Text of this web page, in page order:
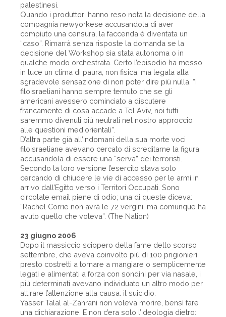
palestinesi.
Quando i produttori hanno reso nota la decisione della
compagnia newyorkese accusandola di aver
compiuto una censura, la faccenda è diventata un
“caso”. Rimarrà senza risposte la domanda se la
decisione del Workshop sia stata autonoma o in
qualche modo orchestrata. Certo l’episodio ha messo
in luce un clima di paura, non fisica, ma legata alla
sgradevole sensazione di non poter dire più nulla. “I
filoisraeliani hanno sempre temuto che se gli
americani avessero cominciato a discutere
francamente di cosa accade a Tel Aviv, noi tutti
saremmo divenuti più neutrali nel nostro approccio
alle questioni mediorientali”.
D’altra parte già all’indomani della sua morte voci
filoisraeliane avevano cercato di screditarne la figura
accusandola di essere una “serva” dei terroristi.
Secondo la loro versione l’esercito stava solo
cercando di chiudere le vie di accesso per le armi in
arrivo dall’Egitto verso i Territori Occupati. Sono
circolate email piene di odio; una di queste diceva:
“Rachel Corrie non avrà le 72 vergini, ma comunque ha
avuto quello che voleva”. (The Nation)
23 giugno 2006
Dopo il massiccio sciopero della fame dello scorso
settembre, che aveva coinvolto più di 100 prigionieri,
presto costretti a tornare a mangiare o semplicemente
legati e alimentati a forza con sondini per via nasale, i
più determinati avevano individuato un altro modo per
attirare l’attenzione alla causa: il suicidio.
Yasser Talal al-Zahrani non voleva morire, bensì fare
una dichiarazione. E non c’era solo l’ideologia dietro: